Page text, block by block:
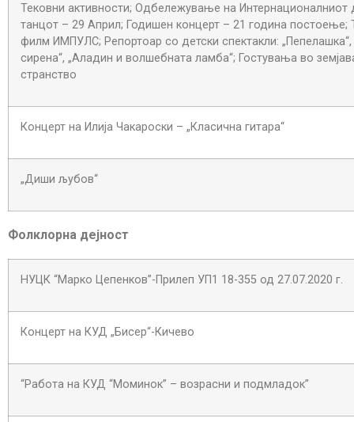
Тековни активности; Одбележување на Интернационалниот
танцот – 29 Април; Годишен концерт – 21 година постоење;
филм ИМПУЛС; Репортоар со детски спектакли:
сирена“, „Аладин и волшебната ламба“; Гостувања во
странство
Концерт на Илија Чакароски – „Класична гитара“
„Диши љубов“
Фолклорна дејност
НУЦК “Марко Цепенков”-Прилеп УП1 18-355 од 27.07.2020 г.
Концерт на КУД „Бисер“-Кичево
“Работа на КУД “Моминок” – возрасни и подмладок”